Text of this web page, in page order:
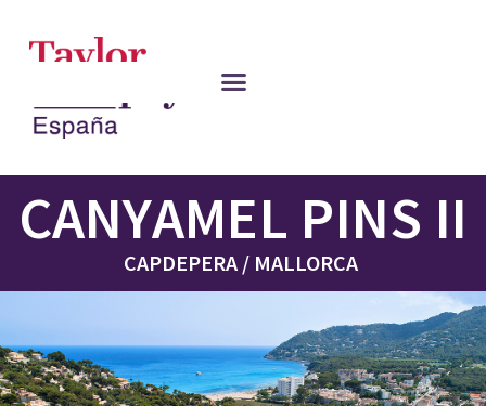
CANYAMEL PINS II
CAPDEPERA / MALLORCA